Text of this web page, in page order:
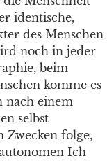
identische,
des Menschen
noch in jeder
beim
komme es
nach einem
selbst
Zwecken folge,
Ich